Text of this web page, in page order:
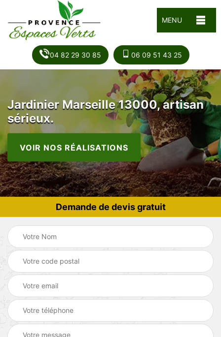
MENU
04 82 29 30 85 06 09 51 43 25
Jardinier Marseille 13000, artisan
sérieux.
VOIR NOS RÉALISATIONS
Demande de devis gratuit